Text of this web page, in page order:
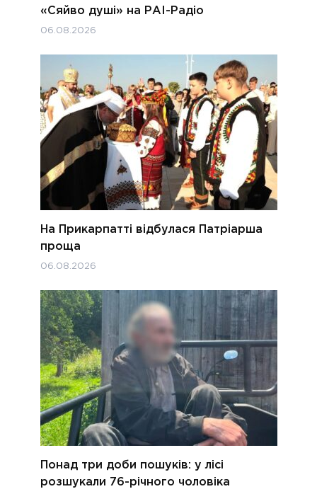
«Сяйво душі» на РАІ-Радіо
06.08.2026
На Прикарпатті відбулася Патріарша
проща
06.08.2026
Понад три доби пошуків: у лісі
розшукали 76-річного чоловіка